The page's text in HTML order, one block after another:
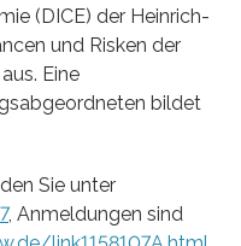
(DICE) der Heinrich-
und Risken der
Eine
bildet
Sie unter
, Anmeldungen sind